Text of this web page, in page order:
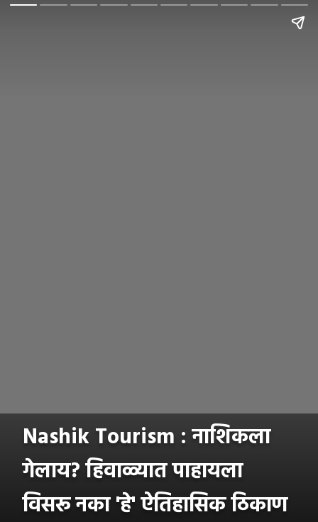
Nashik Tourism : नाशिकला
गेलाय? हिवाळ्यात पाहायला
विसरू नका 'हे' ऐतिहासिक ठिकाण